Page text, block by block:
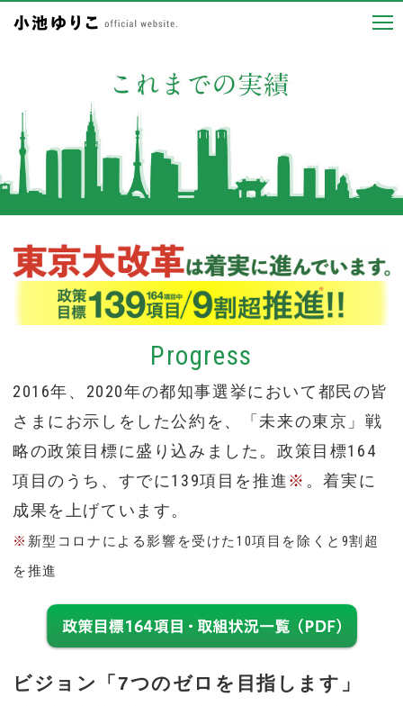
Progress
2016年、2020年の都知事選挙において都民の皆
さまにお示しをした公約を、「未来の東京」戦
略の政策目標に盛り込みました。政策目標164
項目のうち、すでに139項目を推進 ※ 。着実に
成果を上げています。
※ 新型コロナによる影響を受けた10項目を除くと9割超
を推進
ビジョン「7つのゼロを目指します」